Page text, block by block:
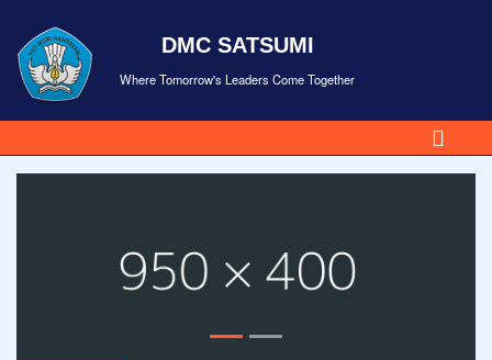
DMC SATSUMI
Where Tomorrow's Leaders Come Together